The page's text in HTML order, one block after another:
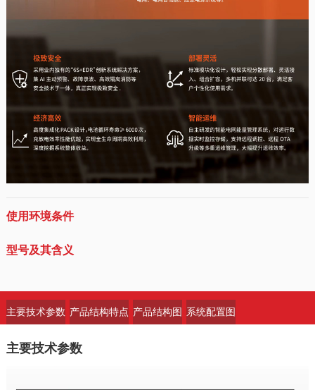
使用环境条件
型号及其含义
主要技术参数 产品结构特点 产品结构图 系统配置图
主要技术参数